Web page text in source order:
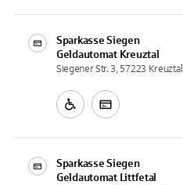
Sparkasse Siegen
Geldautomat Kreuztal
Siegener Str. 3, 57223 Kreuztal
Sparkasse Siegen
Geldautomat
Littfetal